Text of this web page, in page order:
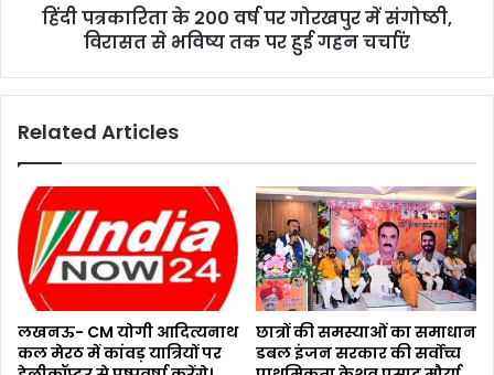
हिंदी पत्रकारिता के 200 वर्ष पर गोरखपुर में संगोष्ठी,
विरासत से भविष्य तक पर हुई गहन चर्चाएं
Related Articles
लखनऊ- CM योगी आदित्यनाथ
कल मेरठ में कांवड़ यात्रियों पर
छात्रों की समस्याओं का समाधान
डबल इंजन सरकार की सर्वोच्च